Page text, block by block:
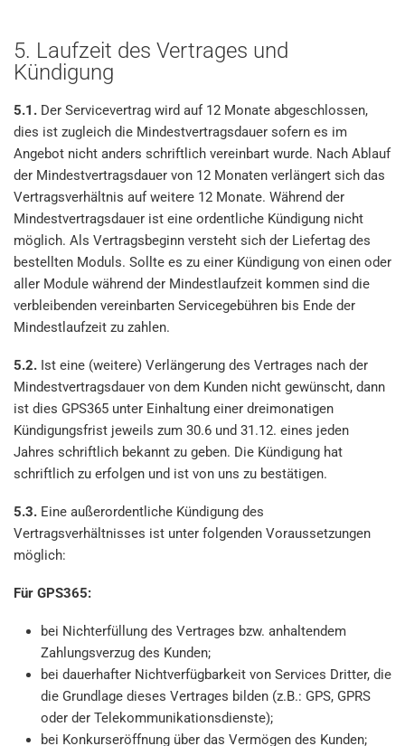
5. Laufzeit des Vertrages und
Kündigung
5.1. Der Servicevertrag wird auf 12 Monate abgeschlossen,
dies ist zugleich die Mindestvertragsdauer sofern es im
Angebot nicht anders schriftlich vereinbart wurde. Nach Ablauf
der Mindestvertragsdauer von 12 Monaten verlängert sich das
Vertragsverhältnis auf weitere 12 Monate. Während der
Mindestvertragsdauer ist eine ordentliche Kündigung nicht
möglich. Als Vertragsbeginn versteht sich der Liefertag des
bestellten Moduls. Sollte es zu einer Kündigung von einen oder
aller Module während der Mindestlaufzeit kommen sind die
verbleibenden vereinbarten Servicegebühren bis Ende der
Mindestlaufzeit zu zahlen.
5.2. Ist eine (weitere) Verlängerung des Vertrages nach der
Mindestvertragsdauer von dem Kunden nicht gewünscht, dann
ist dies GPS365 unter Einhaltung einer dreimonatigen
Kündigungsfrist jeweils zum 30.6 und 31.12. eines jeden
Jahres schriftlich bekannt zu geben. Die Kündigung hat
schriftlich zu erfolgen und ist von uns zu bestätigen.
5.3. Eine außerordentliche Kündigung des
Vertragsverhältnisses ist unter folgenden Voraussetzungen
möglich:
Für GPS365:
bei Nichterfüllung des Vertrages bzw. anhaltendem
Zahlungsverzug des Kunden;
bei dauerhafter Nichtverfügbarkeit von Services Dritter, die
die Grundlage dieses Vertrages bilden (z.B.: GPS, GPRS
oder der Telekommunikationsdienste);
bei Konkurseröffnung über das Vermögen des Kunden;